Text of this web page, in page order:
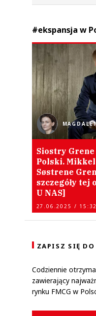
#ekspansja w
Siostry Grene
Polski. Mikkel
Søstrene
szczegóły tej
U NAS]
27.06.2025 / 15:32
ZAPISZ SIĘ DO
Codziennie
zawierający
rynku FMCG w